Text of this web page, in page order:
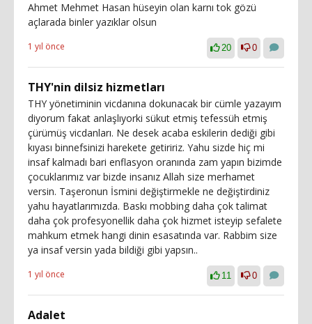
Ahmet Mehmet Hasan hüseyin olan karnı tok gözü
açlarada binler yazıklar olsun
1 yıl önce 20 0
THY'nin dilsiz hizmetları
THY yönetiminin vicdanına dokunacak bir cümle yazayım
diyorum fakat anlaşlıyorki sükut etmiş tefessüh etmiş
çürümüş vicdanları. Ne desek acaba eskilerin dediği gibi
kıyası binnefsinizi harekete getiririz. Yahu sizde hiç mi
insaf kalmadı bari enflasyon oranında zam yapın bizimde
çocuklarımız var bizde insanız Allah size merhamet
versin. Taşeronun İsmini değiştirmekle ne değiştirdiniz
yahu hayatlarımızda. Baskı mobbing daha çok talimat
daha çok profesyonellik daha çok hizmet isteyip sefalete
mahkum etmek hangi dinin esasatında var. Rabbim size
ya insaf versin yada bildiği gibi yapsın..
1 yıl önce 11 0
Adalet